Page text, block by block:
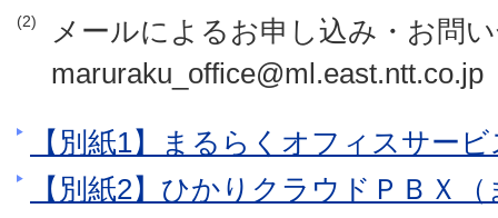
(2)
メールによるお申し込み・お問
maruraku_office@ml.east.ntt.co.jp
【別紙1】まるらくオフィスサービ
【別紙2】ひかりクラウドＰＢＸ